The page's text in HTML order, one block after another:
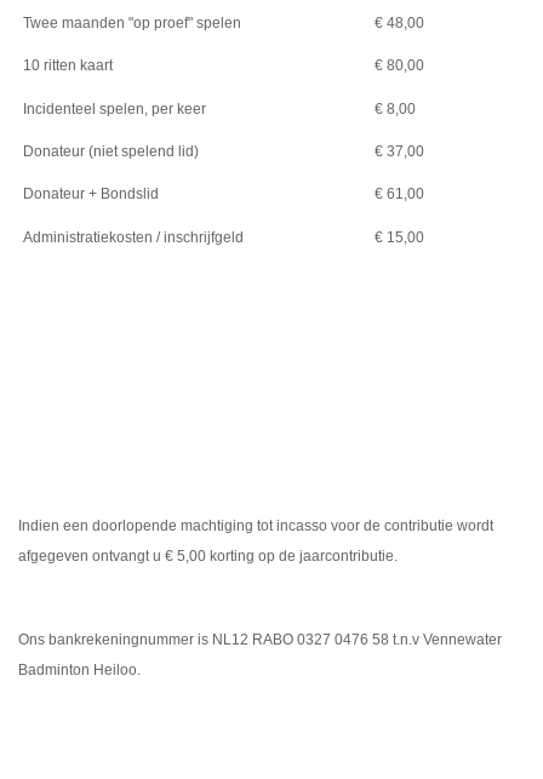
Twee maanden "op proef" spelen € 48,00
10 ritten kaart € 80,00
Incidenteel spelen, per keer € 8,00
Donateur (niet spelend lid) € 37,00
Donateur + Bondslid € 61,00
Administratiekosten / inschrijfgeld € 15,00
Indien een doorlopende machtiging tot incasso voor de contributie wordt
afgegeven ontvangt u € 5,00 korting op de jaarcontributie.
Ons bankrekeningnummer is NL12 RABO 0327 0476 58 t.n.v Vennewater
Badminton Heiloo.